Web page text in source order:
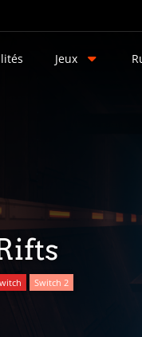
Jeux
Switch 2